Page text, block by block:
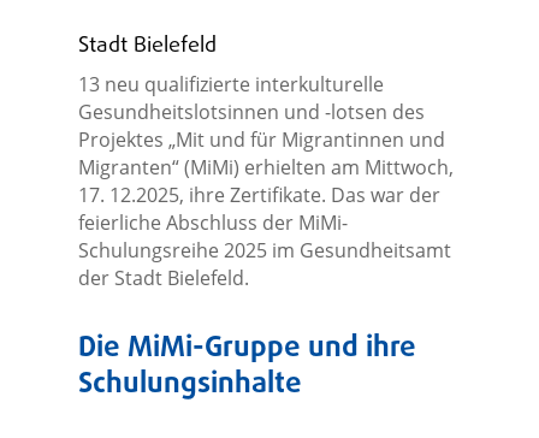
Stadt Bielefeld
13 neu qualifizierte interkulturelle
Gesundheitslotsinnen und -lotsen des
Projektes „Mit und für Migrantinnen und
Migranten“ (MiMi) erhielten am Mittwoch,
17. 12.2025, ihre Zertifikate. Das war der
feierliche Abschluss der MiMi-
Schulungsreihe 2025 im Gesundheitsamt
der Stadt Bielefeld.
Die MiMi-Gruppe und ihre
Schulungsinhalte